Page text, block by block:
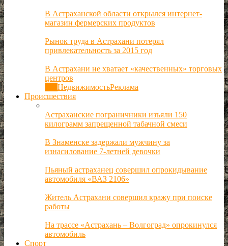
В Астраханской области открылся интернет-
магазин фермерских продуктов
Рынок труда в Астрахани потерял
привлекательность за 2015 год
В Астрахани не хватает «качественных» торговых
центров
НедвижимостьРеклама
Происшествия
Астраханские пограничники изъяли 150
килограмм запрещенной табачной смеси
В Знаменске задержали мужчину за
изнасилование 7-летней девочки
Пьяный астраханец совершил опрокидывание
автомобиля «ВАЗ 2106»
Житель Астрахани совершил кражу при поиске
работы
На трассе «Астрахань – Волгоград» опрокинулся
автомобиль
Спорт